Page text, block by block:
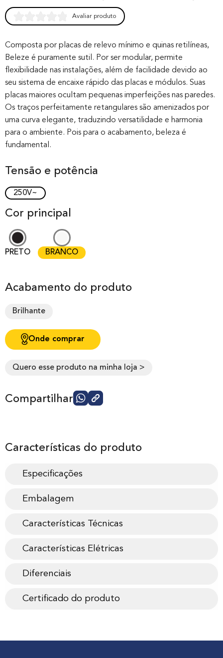
out of 0
based on
customer
rating
Avaliar produto
Composta por placas de relevo mínimo e quinas retilíneas,
Beleze é puramente sutil. Por ser modular, permite
flexibilidade nas instalações, além de facilidade devido ao
seu sistema de encaixe rápido das placas e módulos. Suas
placas maiores ocultam pequenas imperfeições nas paredes.
Os traços perfeitamente retangulares são amenizados por
uma curva elegante, traduzindo versatilidade e harmonia
para o ambiente. Pois para o acabamento, beleza é
fundamental.
Tensão e potência
250V~
Cor principal
PRETO BRANCO
Acabamento do produto
Brilhante
Onde comprar
Quero esse produto na minha loja >
Compartilhar
Características do produto
Especificações
Embalagem
Características Técnicas
Características Elétricas
Diferenciais
Certificado do produto